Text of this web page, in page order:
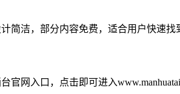
简洁，部分内容免费，适合用户快速找
网入口，点击即可进入